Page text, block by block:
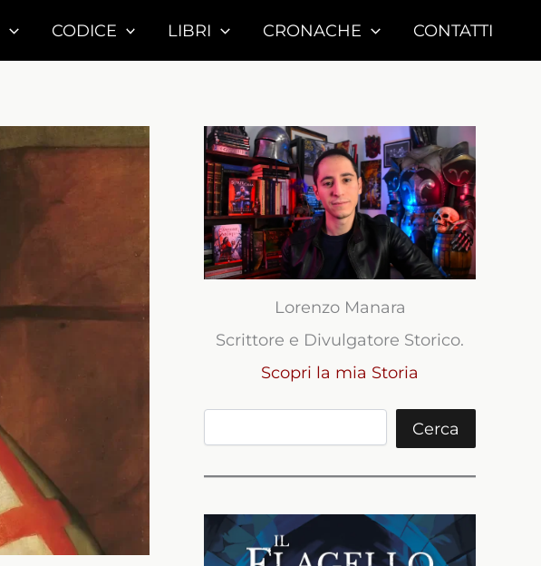
CODICE LIBRI CRONACHE CONTATTI
Lorenzo Manara
Scrittore e Divulgatore Storico.
Scopri la mia Storia
Cerca
Cerca